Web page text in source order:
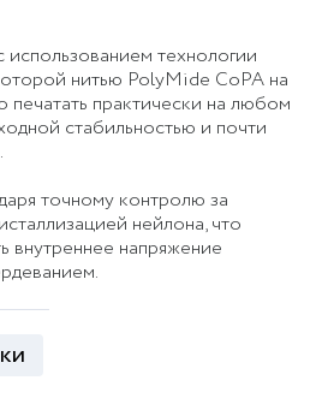
технологии
нитью PolyMide CoPA на
практически на любом
стабильностью и почти
точному контролю за
нейлона, что
внутреннее напряжение